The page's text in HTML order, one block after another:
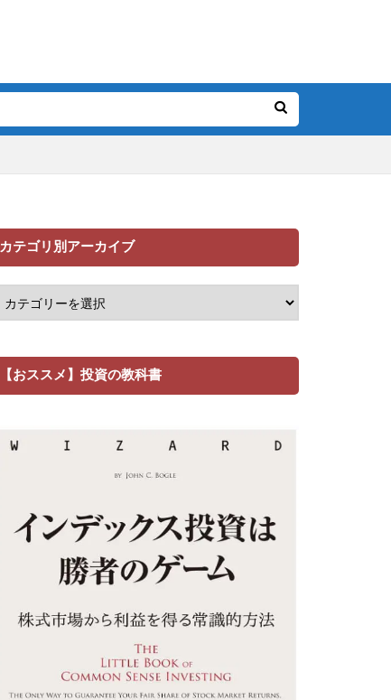
カテゴリ別アーカイブ
【おススメ】投資の教科書